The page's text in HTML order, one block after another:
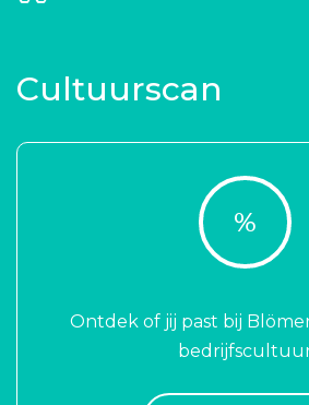
Cultuurscan
%
Ontdek of jij past bij